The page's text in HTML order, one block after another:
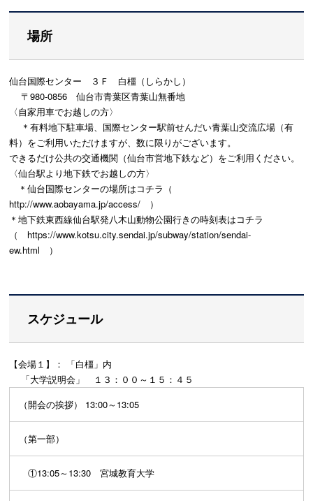
場所
仙台国際センター ３Ｆ 白橿（しらかし）
〒980-0856 仙台市青葉区青葉山無番地
〈自家用車でお越しの方〉
＊有料地下駐車場、 国際センター駅前せんだい青葉山交流広場（有
料） をご利用いただけますが、数に限りがございます。
できるだけ公共の交通機関（仙台市営地下鉄など）をご利用ください。
〈仙台駅より地下鉄でお越しの方〉
＊仙台国際センターの場所はコチラ（
http://www.aobayama.jp/access/ ）
＊地下鉄東西線仙台駅発八木山動物公園行きの時刻表はコチラ
（ https://www.kotsu.city.sendai.jp/subway/station/sendai-
ew.html ）
スケジュール
【会場１】： 「白橿」内
「大学説明会」 １３：００～１５：４５
（開会の挨拶） 13:00～13:05
（第一部）
①13:05～13:30 宮城教育大学